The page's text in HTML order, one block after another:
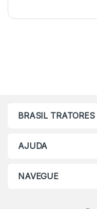
BRASIL TRATORES
AJUDA
NAVEGUE